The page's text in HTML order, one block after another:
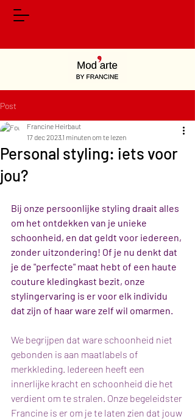
Post
Personal styling: iets voor
jou?
Francine Heirbaut
17 dec 2023 1 minuten om te lezen
Bij onze persoonlijke styling draait alles
om het ontdekken van je unieke
schoonheid, en dat geldt voor iedereen,
zonder uitzondering! Of je nu denkt dat
je de "perfecte" maat hebt of een haute
couture kledingkast bezit, onze
stylingervaring is er voor elk individu
dat zijn of haar ware zelf wil omarmen.
We begrijpen dat ware schoonheid niet
gebonden is aan maatlabels of
merkkleding. Iedereen heeft een
innerlijke kracht en schoonheid die het
verdient om te stralen. Onze begeleidster
Francine is er om je te laten zien dat jouw